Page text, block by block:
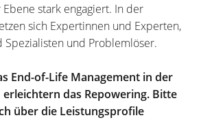
stark engagiert. In der
sich Expertinnen und Experten,
Spezialisten und Problemlöser.
End-of-Life Management in der
das Repowering. Bitte
über die Leistungsprofile